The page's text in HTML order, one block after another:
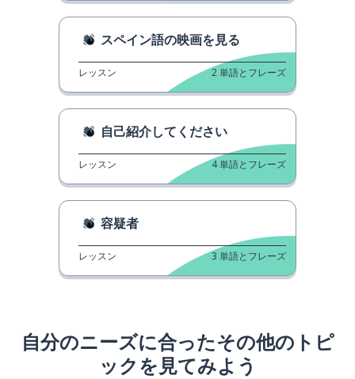
スペイン語の映画を見る
レッスン 2単語とフレーズ
自己紹介してください
レッスン 4単語とフレーズ
容疑者
レッスン 3 単語とフレーズ
自分のニーズに合ったその他のトピ
ックを見てみよう